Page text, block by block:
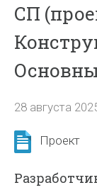
СП
28 августа
Проект